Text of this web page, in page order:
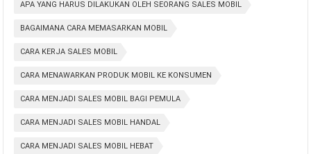
APA YANG HARUS DILAKUKAN OLEH SEORANG SALES MOBIL
BAGAIMANA CARA MEMASARKAN MOBIL
CARA KERJA SALES MOBIL
CARA MENAWARKAN PRODUK MOBIL KE KONSUMEN
CARA MENJADI SALES MOBIL BAGI PEMULA
CARA MENJADI SALES MOBIL HANDAL
CARA MENJADI SALES MOBIL HEBAT